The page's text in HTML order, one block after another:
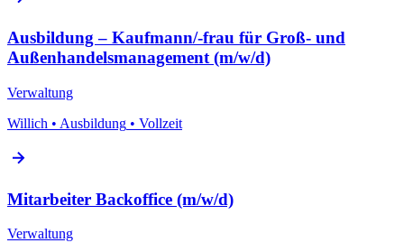
Ausbildung – Kaufmann/-frau für Groß- und
Außenhandelsmanagement (m/w/d)
Verwaltung
Willich • Ausbildung • Vollzeit
Mitarbeiter Backoffice (m/w/d)
Verwaltung